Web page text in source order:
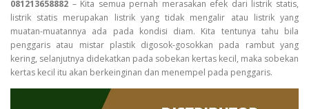
081213658882 – Kita semua pernah merasakan efek dari listrik statis,
listrik statis merupakan listrik yang tidak mengalir atau listrik yang
muatan-muatannya ada pada kondisi diam. Kita tentunya tahu bila
penggaris atau mistar plastik digosok-gosokkan pada rambut yang
kering, selanjutnya didekatkan pada sobekan kertas kecil, maka sobekan
kertas kecil itu akan berkeinginan dan menempel pada penggaris.